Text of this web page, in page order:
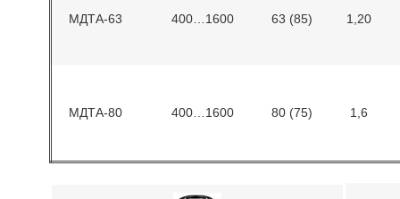
МДТА-63 400…1600 63 (85) 1,20
МДТА-80 400…1600 80 (75) 1,6